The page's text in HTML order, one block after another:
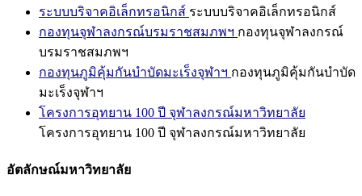
ระบบบริจาคอิเล็กทรอนิกส์ ระบบบริจาคอิเล็กทรอนิกส์
กองทุนจุฬาลงกรณ์บรมราชสมภพฯ กองทุนจุฬาลงกรณ์
บรมราชสมภพฯ
กองทุนภูมิคุ้มกันบำบัดมะเร็งจุฬาฯ กองทุนภูมิคุ้มกันบำบัด
มะเร็งจุฬาฯ
โครงการอุทยาน 100 ปี จุฬาลงกรณ์มหาวิทยาลัย
โครงการอุทยาน 100 ปี จุฬาลงกรณ์มหาวิทยาลัย
อัตลักษณ์มหาวิทยาลัย